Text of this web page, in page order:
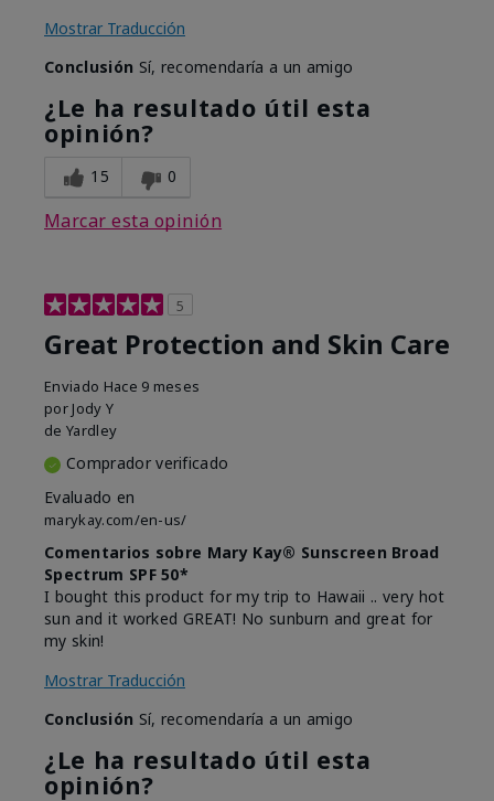
Mostrar Traducción
Conclusión Sí, recomendaría a un amigo
¿Le ha resultado útil esta
opinión?
15 0
Marcar esta opinión
5
Great Protection and Skin Care
Enviado Hace 9 meses
por Jody Y
de Yardley
Comprador verificado
Evaluado en
marykay.com/en-us/
Comentarios sobre Mary Kay® Sunscreen Broad
Spectrum SPF 50*
I bought this product for my trip to Hawaii .. very hot
sun and it worked GREAT! No sunburn and great for
my skin!
Mostrar Traducción
Conclusión Sí, recomendaría a un amigo
¿Le ha resultado útil esta
opinión?